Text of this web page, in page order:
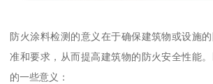
防火涂料检测的意义在于确保建筑物或设施
准和要求，从而提高建筑物的防火安全性能
的一些意义：